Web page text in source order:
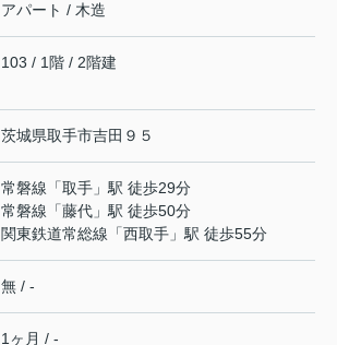
アパート / 木造
103 / 1階 / 2階建
茨城県取手市吉田 ９５
常磐線 「取手 」駅 徒歩29分
常磐線 「藤代 」駅 徒歩50分
関東鉄道常総線 「西取手 」駅 徒歩55分
無 / -
1ヶ月 / -